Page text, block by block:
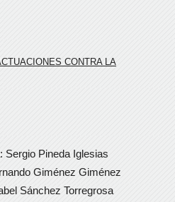
CONTRA LA
Sergio Pineda Iglesias
Giménez Giménez
Sánchez Torregrosa